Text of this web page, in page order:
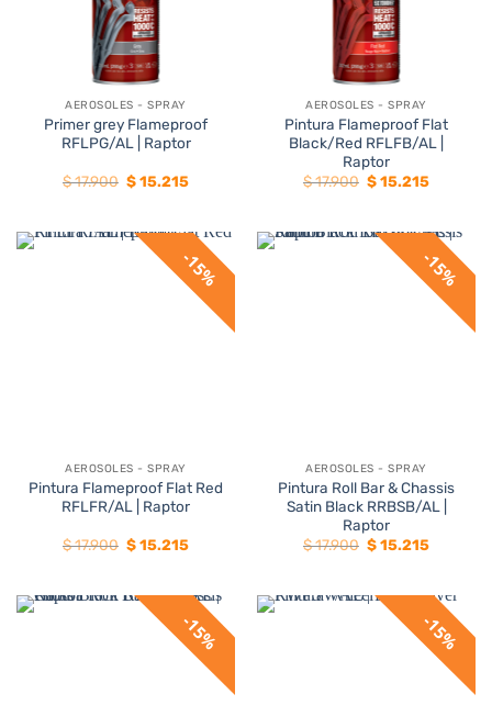
AEROSOLES - SPRAY
Primer grey Flameproof
RFLPG/AL | Raptor
$17.900 El
precio
$ 17.900.
$15.215El
$ 15.215.
AEROSOLES - SPRAY
Pintura Flameproof Flat
Black/Red RFLFB/AL |
Raptor
$17.900 El
precio
$ 17.900.
$15.215El
$ 15.215.
15%
AEROSOLES - SPRAY
Pintura Flameproof Flat Red
RFLFR/AL | Raptor
$17.900 El
precio
$ 17.900.
$15.215El
$ 15.215.
15%
AEROSOLES - SPRAY
Pintura Roll Bar & Chassis
Satin Black RRBSB/AL |
Raptor
$17.900 El
precio
$ 17.900.
$15.215El
$ 15.215.
15% 15%